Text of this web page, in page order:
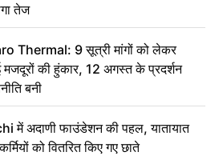
तेज
Thermal: 9 सूत्री मांगों को लेकर
मजदूरों की हुंकार, 12 अगस्त के प्रदर्शन
बनी
में अदाणी फाउंडेशन की पहल, यातायात
को वितरित किए गए छाते